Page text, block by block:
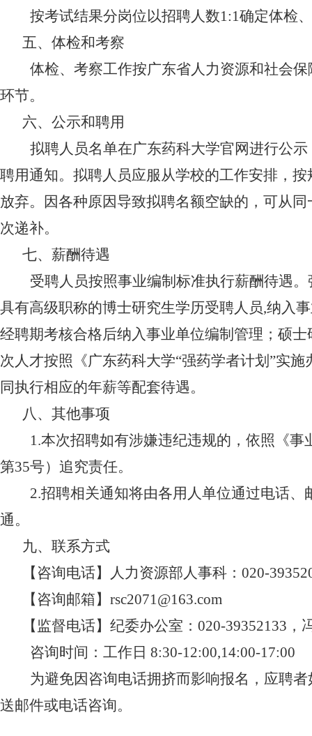
按考试结果分岗位以招聘人数1:1确定体检
五、体检和考察
体检、考察工作按广东省人力资源和社会
环节。
六、公示和聘用
拟聘人员名单在广东药科大学官网进行公
聘用通知。拟聘人员应服从学校的工作安排，
放弃。因各种原因导致拟聘名额空缺的，可从
次递补。
七、薪酬待遇
受聘人员按照事业编制标准执行薪酬待遇
具有高级职称的博士研究生学历受聘人员,纳入
经聘期考核合格后纳入事业单位编制管理；硕
次人才按照《广东药科大学“强药学者计划”实施
同执行相应的年薪等配套待遇。
八、其他事项
1.本次招聘如有涉嫌违纪违规的，依照《
第35号）追究责任。
2.招聘相关通知将由各用人单位通过电话
通。
九、联系方式
【咨询电话】人力资源部人事科： 020-
【咨询邮箱】 rsc2071@163.com
【监督电话】纪委办公室： 020-39352133 ，
咨询时间：工作日 8:30-12:00,14:00-17:00
为避免因咨询电话拥挤而影响报名，应聘
送邮件或电话咨询。